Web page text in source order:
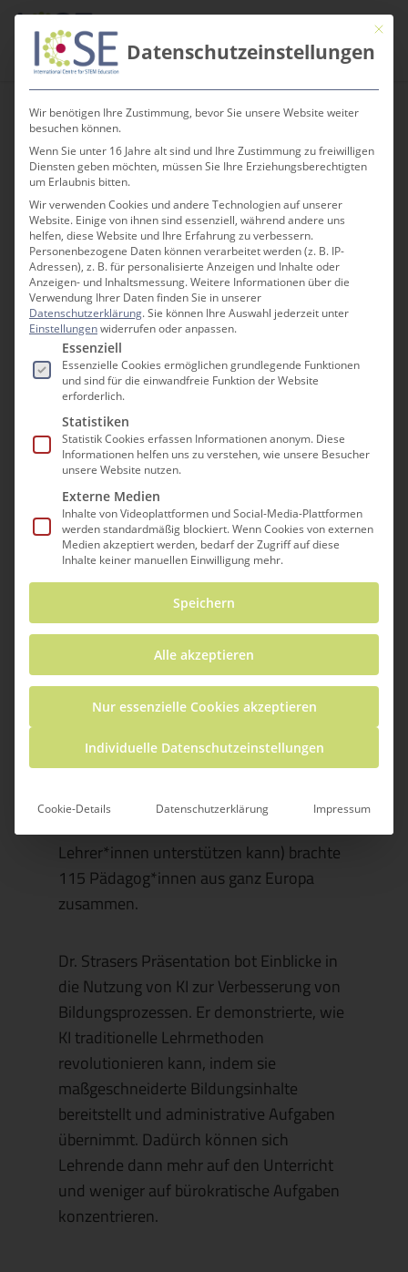
Skip
content
search
Künstliche
Intelligenz für die
MINT-Bildung
nutzen
RÜCKBLICK AUF EINEN WORKSHOP DER
REIHE „1H4TEACHERS IN STEM“
Oliver Straser und Chrissi Fischer
Im Rahmen der Workshopreihe
„1h4teachers in STEM“ (1 Stunde für
Lehrende aus den MINT-Fächern), die Teil
3C4Life Erasmus+ Projekts
kürzlich eine interessante Online-
Veranstaltung statt, die von Dr. Oliver
Straser vom International Centre for
STEM Education (ICSE) an der
geleitet wurde. Die Veranstaltung mit dem
Titel „AI in the Classroom? How Can
ChatGPT Support STEM Teachers“ (KI im
Lehrer*innen unterstützen kann) brachte
115 Pädagog*innen aus ganz Europa
zusammen.
Dr. Strasers Präsentation bot Einblicke in
die Nutzung von KI zur Verbesserung von
Bildungsprozessen. Er demonstrierte, wie
KI traditionelle Lehrmethoden
revolutionieren kann, indem sie
maßgeschneiderte Bildungsinhalte
bereitstellt und administrative Aufgaben
übernimmt. Dadürch können sich
Lehrende dann mehr auf den Unterricht
und weniger auf bürokratische Aufgaben
konzentrieren.
Mit
Datenschutzeinstellungen
Wir benötigen Ihre Zustimmung, bevor Sie unsere Website weiter
besuchen können.
Wenn Sie unter 16 Jahre alt sind und Ihre Zustimmung zu freiwilligen
Diensten geben möchten, müssen Sie Ihre Erziehungsberechtigten
um Erlaubnis bitten.
Wir verwenden Cookies und andere Technologien auf unserer
Website. Einige von ihnen sind essenziell, während andere uns
helfen, diese Website und Ihre Erfahrung zu verbessern.
Personenbezogene Daten können verarbeitet werden (z. B. IP-
Adressen), z. B. für personalisierte Anzeigen und Inhalte oder
Anzeigen- und Inhaltsmessung.Weitere Informationen über die
Verwendung Ihrer Daten finden Sie in unserer
Datenschutzerklärung.Sie können Ihre Auswahl jederzeit unter
Einstellungenwiderrufen oder anpassen.
Es folgt eine Liste der Service-Gruppen, für die
Essenziell
Essenzielle Cookies ermöglichen grundlegende Funktionen
und sind für die einwandfreie Funktion der Website
erforderlich.
Statistiken
Statistik Cookies erfassen Informationen anonym. Diese
Informationen helfen uns zu verstehen, wie unsere Besucher
unsere Website nutzen.
Externe Medien
Inhalte von Videoplattformen und Social-Media-Plattformen
werden standardmäßig blockiert. Wenn Cookies von externen
Medien akzeptiert werden, bedarf der Zugriff auf diese
Inhalte keiner manuellen Einwilligung mehr.
Speichern
Alle akzeptieren
Nur essenzielle Cookies akzeptieren
Individuelle Datenschutzeinstellungen
Cookie-Details Datenschutzerklärung Impressum